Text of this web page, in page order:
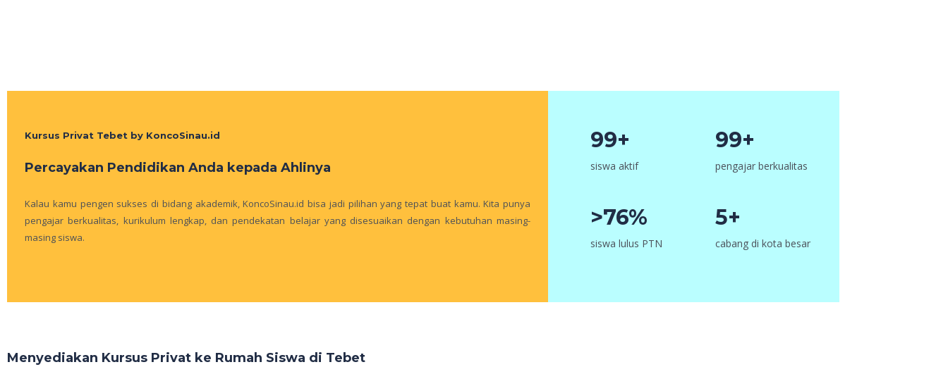
Kursus Privat Tebet by KoncoSinau.id
Percayakan Pendidikan Anda kepada Ahlinya
Kalau kamu pengen sukses di bidang akademik, KoncoSinau.id bisa jadi pilihan yang tepat buat kamu. Kita punya
pengajar berkualitas, kurikulum lengkap, dan pendekatan belajar yang disesuaikan dengan kebutuhan masing-
masing siswa.
99+
siswa aktif
>76%
siswa lulus PTN
99+
pengajar berkualitas
5+
cabang di kota besar
Menyediakan Kursus Privat ke Rumah Siswa di Tebet